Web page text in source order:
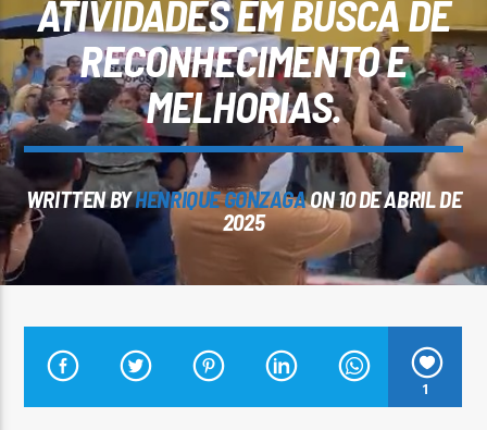
CURRENT TRACK
ARARA AZUL FM 96,9
ATIVIDADES EM BUSCA DE
RECONHECIMENTO E
MELHORIAS.
WRITTEN BYHENRIQUE GONZAGAON 10 DE ABRIL DE
2025
1